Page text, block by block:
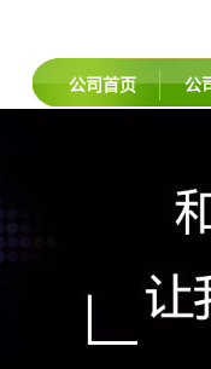
公司首页 公